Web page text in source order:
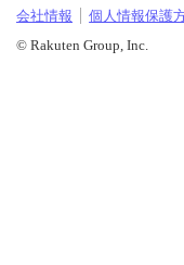
会社情報 個人情報保護
© Rakuten Group, Inc.